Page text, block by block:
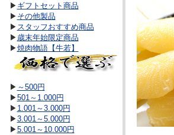
▶ ギフトセット商品
▶ その他製品
▶ スタッフおすすめ商品
▶ 歳末年始限定商品
▶焼肉物語【牛若】
▶ ～500円
▶501～1.000円
▶ 1.001～3.000円
▶3.001～5.000円
▶5.001～10.000円